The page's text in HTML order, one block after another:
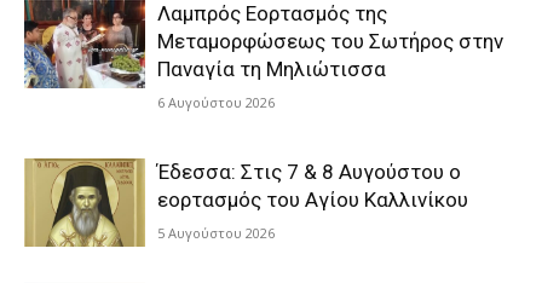
Λαμπρός Εορτασμός της
Μεταμορφώσεως του Σωτήρος στην
Παναγία τη Μηλιώτισσα
6 Αυγούστου 2026
Έδεσσα: Στις 7 & 8 Αυγούστου ο
εορτασμός του Αγίου Καλλινίκου
5 Αυγούστου 2026